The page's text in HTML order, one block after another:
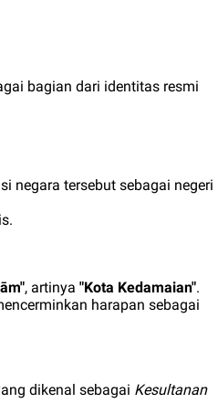
bagian dari identitas resmi
negara tersebut sebagai negeri
, artinya "Kota Kedamaian".
harapan sebagai
dikenal sebagai Kesultanan